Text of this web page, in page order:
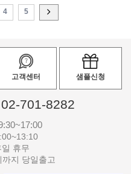
4 5
고객센터 샘플신청
701-8282
일 휴무
지 당일출고